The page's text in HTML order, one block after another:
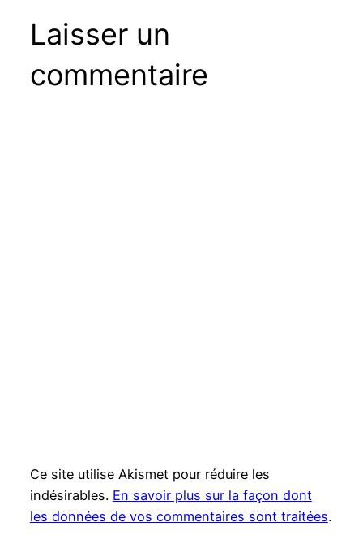
Laisser un
commentaire
Ce site utilise Akismet pour réduire les
indésirables. En savoir plus sur la façon dont
les données de vos commentaires sont traitées.